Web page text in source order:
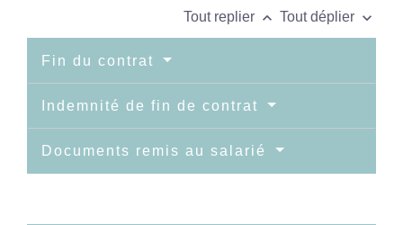
Tout replier keyboard_arrow_up Tout déplier keyboard_arrow_down
Fin du contrat
Indemnité de fin de contrat
Documents remis au salarié